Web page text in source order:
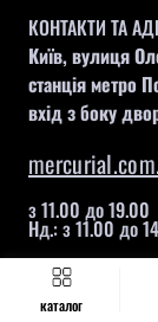
каталог
Швидке замовлення
КОНТАКТИ ТА
Київ, вулиця
станція метро
вхід з боку
з 11.00 до 19.00
Нд.: з 11.00 до